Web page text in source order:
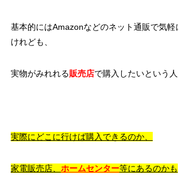
基本的にはAmazonなどのネット通販で気軽
けれども、
実物がみれれる販売店で購入したいという人
実際にどこに行けば購入できるのか、
家電販売店、 ホームセンター等にあるのかも